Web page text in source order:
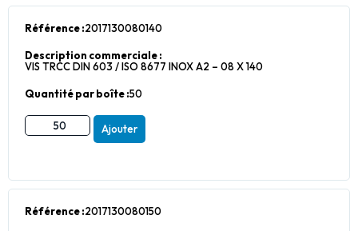
Référence :2017130080140
Description commerciale :
VIS TRCC DIN 603 / ISO 8677 INOX A2 – 08 X 140
Quantité par boîte :50
Ajouter
Référence :2017130080150